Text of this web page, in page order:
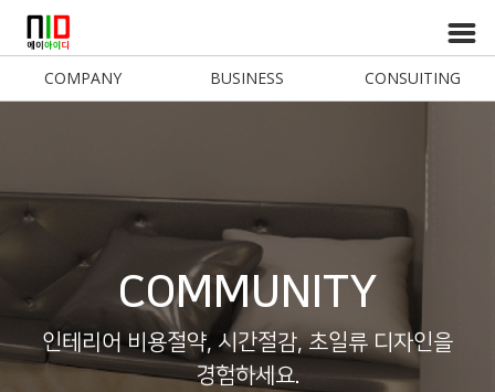
COMPANY BUSINESS CONSUITING
COMMUNITY
인테리어 비용절약, 시간절감, 초일류 디자인을
경험하세요.